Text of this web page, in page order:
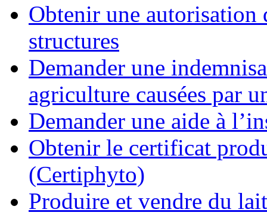
Obtenir une autorisation
structures
Demander une
agriculture causées par
Demander une aide à
Obtenir le certificat
(Certiphyto)
Produire et vendre du